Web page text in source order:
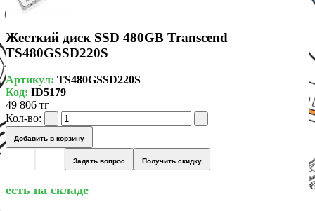
Жесткий диск SSD 480GB Transcend
TS480GSSD220S
Артикул: TS480GSSD220S
Код: ID5179
49 806 тг
Кол-во:
Добавить в корзину
Задать вопрос Получить скидку
есть на складе